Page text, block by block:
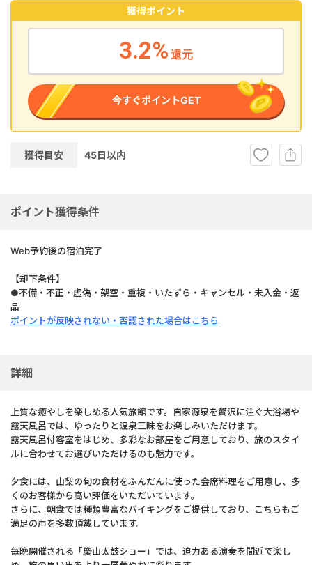
獲得ポイント
3.2% 還元
今すぐポイントGET
獲得目安 45日以内
ポイント獲得条件
Web予約後の宿泊完了
【却下条件】
●不備・不正・虚偽・架空・重複・いたずら・キャンセル・未入金・返
品
ポイントが反映されない・否認された場合はこちら
詳細
上質な癒やしを楽しめる人気旅館です。自家源泉を贅沢に注ぐ大浴場や
露天風呂では、ゆったりと温泉三昧をお楽しみいただけます。
露天風呂付客室をはじめ、多彩なお部屋をご用意しており、旅のスタイ
ルに合わせてお選びいただけるのも魅力です。
夕食には、山梨の旬の食材をふんだんに使った会席料理をご用意し、多
くのお客様から高い評価をいただいています。
さらに、朝食では種類豊富なバイキングをご提供しており、こちらもご
満足の声を多数頂戴しています。
毎晩開催される「慶山太鼓ショー」では、迫力ある演奏を間近で楽し